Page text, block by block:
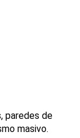
paredes de
masivo.